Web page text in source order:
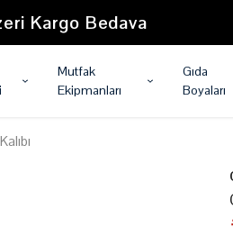
Kargo Bedava
Mutfak
Ekipmanları
Gıda
Boyaları